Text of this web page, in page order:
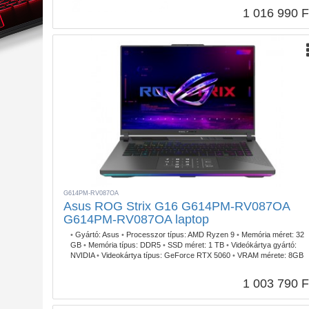
1 016 990
G614PM-RV087OA
Asus ROG Strix G16 G614PM-RV087OA
G614PM-RV087OA laptop
• Gyártó: Asus • Processzor típus: AMD Ryzen 9 • Memória méret: 32
GB • Memória típus: DDR5 • SSD méret: 1 TB • Videókártya gyártó:
NVIDIA • Videokártya típus: GeForce RTX 5060 • VRAM mérete: 8GB
RGB • Szín: Szürke •
1 003 790